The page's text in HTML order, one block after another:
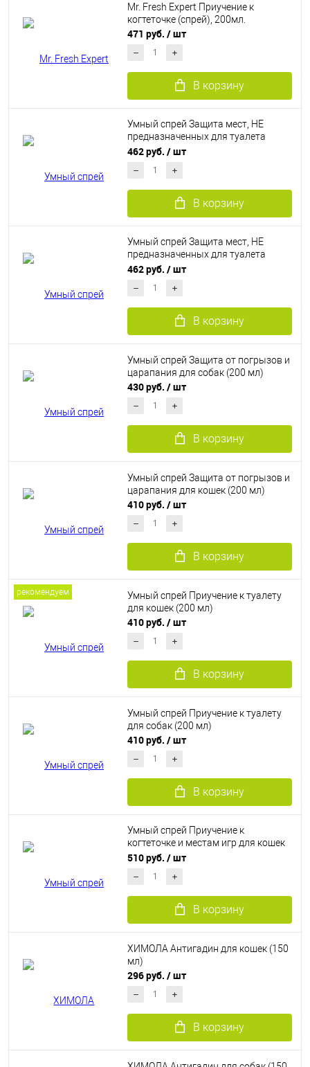
Mr. Fresh Expert Приучение к
когтеточке (спрей), 200мл.
471 руб. / шт
В корзину
Умный спрей Защита мест, НЕ
предназначенных для туалета
кошек (200 мл)
462 руб. / шт
В корзину
Умный спрей Защита мест, НЕ
предназначенных для туалета
собак (200 мл)
462 руб. / шт
В корзину
Умный спрей Защита от погрызов и
царапания для собак (200 мл)
430 руб. / шт
В корзину
Умный спрей Защита от погрызов и
царапания для кошек (200 мл)
410 руб. / шт
В корзину
рекомендуем
Умный спрей Приучение к туалету
для кошек (200 мл)
410 руб. / шт
В корзину
Умный спрей Приучение к туалету
для собак (200 мл)
410 руб. / шт
В корзину
Умный спрей Приучение к
когтеточке и местам игр для кошек
(200 мл)
510 руб. / шт
В корзину
ХИМОЛА Антигадин для кошек (150
мл)
296 руб. / шт
В корзину